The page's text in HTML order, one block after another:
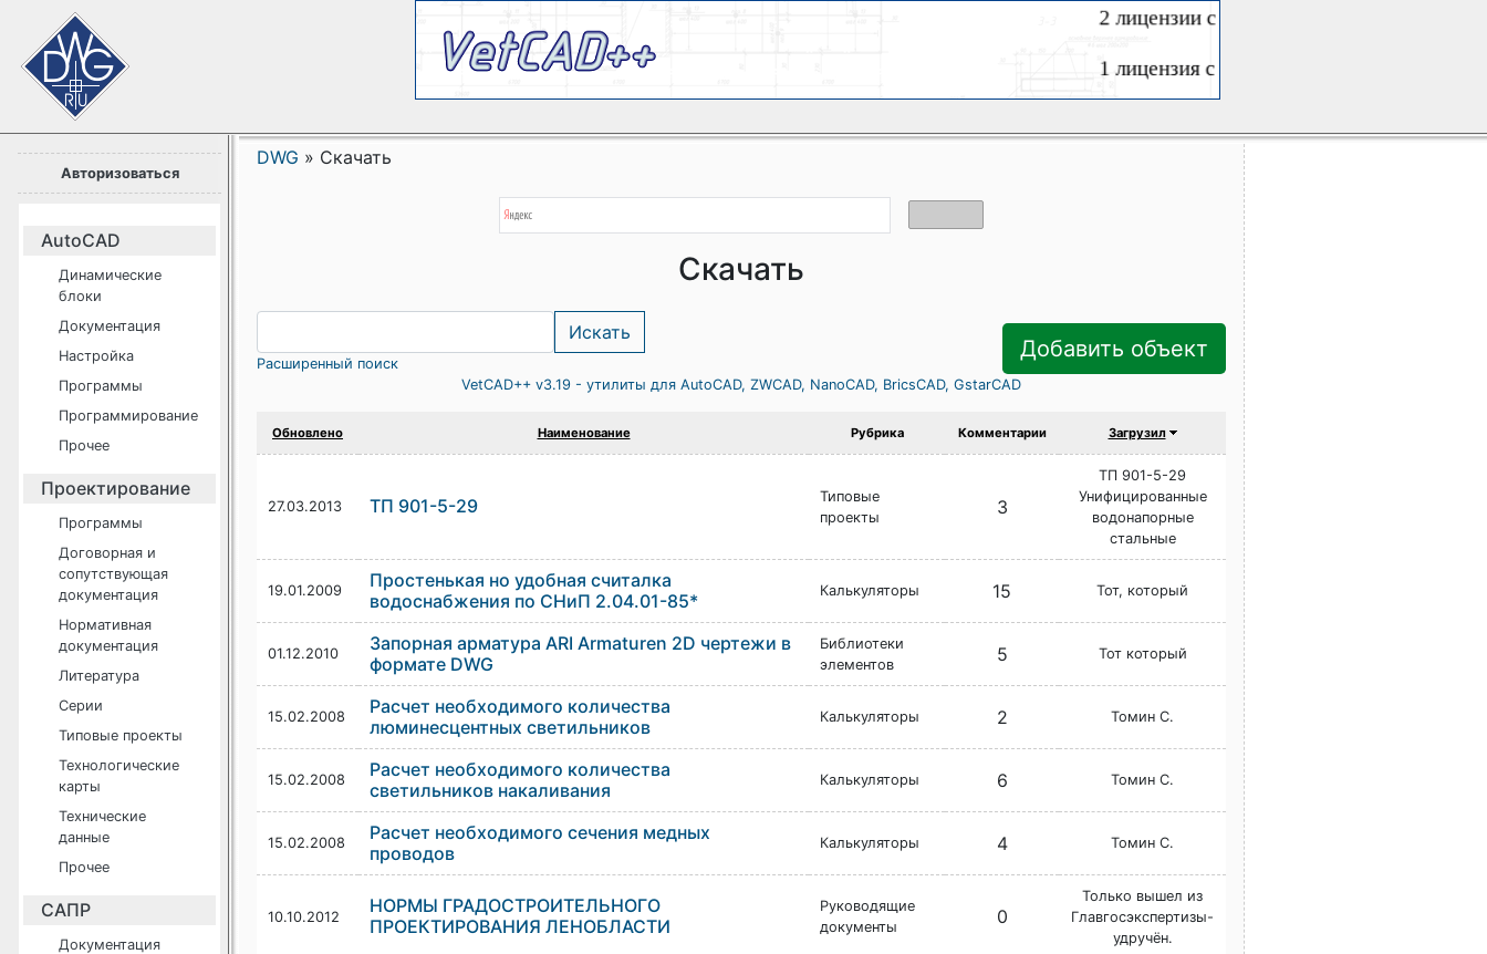
Авторизоваться
AutoCAD
Динамические
блоки
Документация
Настройка
Программы
Программирование
Прочее
Проектирование
Программы
Договорная и
сопутствующая
документация
Нормативная
документация
Литература
Серии
Типовые проекты
Технологические
карты
Технические
данные
Прочее
САПР
Документация
DWG » Скачать
Скачать
Расширенный поиск
Добавить объект
VetCAD++ v3.19 - утилиты для AutoCAD, ZWCAD, NanoCAD, BricsCAD, GstarCAD
Обновлено Наименование Рубрика Комментарии Загрузил
27.03.2013 ТП 901-5-29
Типовые
проекты
3
ТП 901-5-29
Унифицированные
водонапорные
стальные
19.01.2009
Простенькая но удобная считалка
водоснабжения по СНиП 2.04.01-85*
Калькуляторы 15 Тот, который
01.12.2010
Запорная арматура ARI Armaturen 2D чертежи в
формате DWG
Библиотеки
элементов
5 Тот который
15.02.2008
Расчет необходимого количества
люминесцентных светильников
Калькуляторы 2 Томин С.
15.02.2008
Расчет необходимого количества
светильников накаливания
Калькуляторы 6 Томин С.
15.02.2008
Расчет необходимого сечения медных
проводов
Калькуляторы 4 Томин С.
10.10.2012
НОРМЫ ГРАДОСТРОИТЕЛЬНОГО
ПРОЕКТИРОВАНИЯ ЛЕНОБЛАСТИ
Руководящие
документы
0
Только вышел из
Главгосэкспертизы-
удручён.